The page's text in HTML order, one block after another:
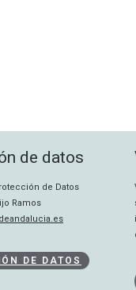
de datos
de Datos
Ramos
DE DATOS